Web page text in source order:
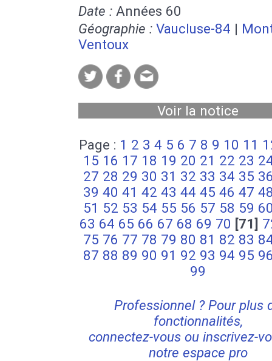
Date : Années 60
Géographie : Vaucluse-84 |
Ventoux
Voir la notice
Page : 1 2 3 4 5 6 7 8 9 10 11
15 16 17 18 19 20 21 22 23
27 28 29 30 31 32 33 34 35
39 40 41 42 43 44 45 46 47
51 52 53 54 55 56 57 58 59
63 64 65 66 67 68 69 70 [71]
75 76 77 78 79 80 81 82 83
87 88 89 90 91 92 93 94 95
99
Professionnel ? Pour plus
fonctionnalités,
connectez-vous ou inscrivez-
notre espace pro